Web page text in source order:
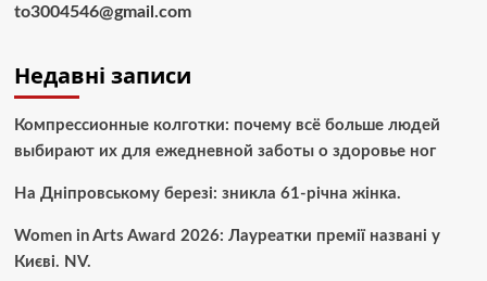
to3004546@gmail.com
Недавні записи
Компрессионные колготки: почему всё больше людей
выбирают их для ежедневной заботы о здоровье ног
На Дніпровському березі: зникла 61-річна жінка.
Women in Arts Award 2026: Лауреатки премії названі у
Києві. NV.